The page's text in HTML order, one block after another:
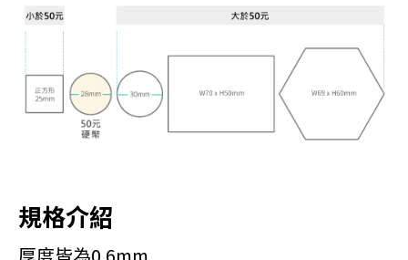
規格介紹
厚度皆為0.6mm